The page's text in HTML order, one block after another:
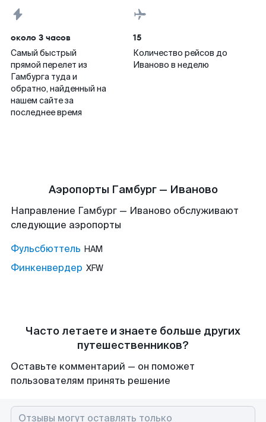
около 3 часов
Самый быстрый
прямой перелет из
Гамбурга туда и
обратно, найденный на
нашем сайте за
последнее время
15
Количество рейсов до
Иваново в неделю
Аэропорты Гамбург — Иваново
Направление Гамбург — Иваново обслуживают
следующие аэропорты
Фульсбюттель HAM
Финкенвердер XFW
Часто летаете и знаете больше других
путешественников?
Оставьте комментарий — он поможет
пользователям принять решение